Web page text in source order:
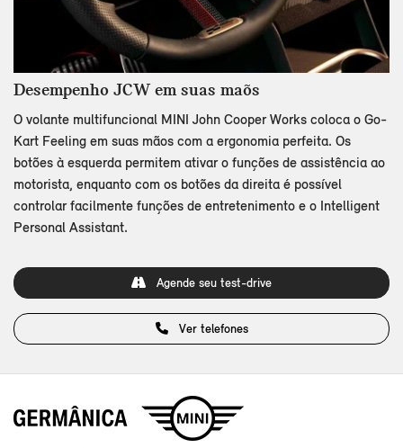
Desempenho JCW em suas maõs
O volante multifuncional MINI John Cooper Works coloca o Go-
Kart Feeling em suas mãos com a ergonomia perfeita. Os
botões à esquerda permitem ativar o funções de assistência ao
motorista, enquanto com os botões da direita é possível
controlar facilmente funções de entretenimento e o Intelligent
Personal Assistant.
Ver telefones
Agende seu test-drive